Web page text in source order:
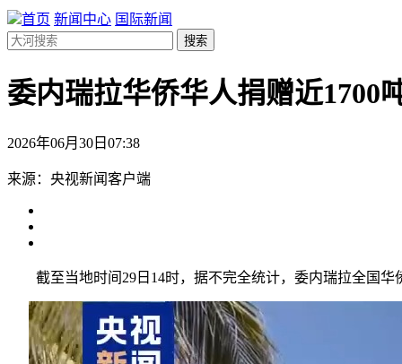
首页 新闻中心 国际新闻
搜索
委内瑞拉华侨华人捐赠近1700
2026年06月30日07:38
来源：央视新闻客户端
截至当地时间29日14时，据不完全统计，委内瑞拉全国华